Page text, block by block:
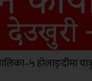
होलाङ्दीमा